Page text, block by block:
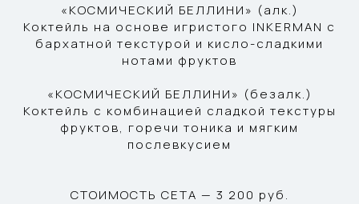
«КОСМИЧЕСКИЙ БЕЛЛИНИ» (алк.)
Коктейль на основе игристого INKERMAN с
бархатной текстурой и кисло-сладкими
нотами фруктов
«КОСМИЧЕСКИЙ БЕЛЛИНИ» (безалк.)
Коктейль с комбинацией сладкой текстуры
фруктов, горечи тоника и мягким
послевкусием
СТОИМОСТЬ СЕТА — 3 200 руб.